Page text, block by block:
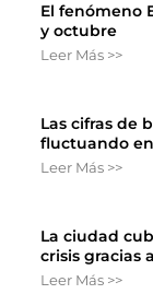
El fenómeno
y octubre
Leer Más >>
Las cifras de
fluctuando
Leer Más >>
La ciudad
crisis gracias
Leer Más >>